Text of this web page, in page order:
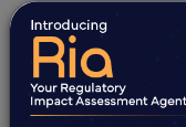
Plazos claros
Hitos definidos